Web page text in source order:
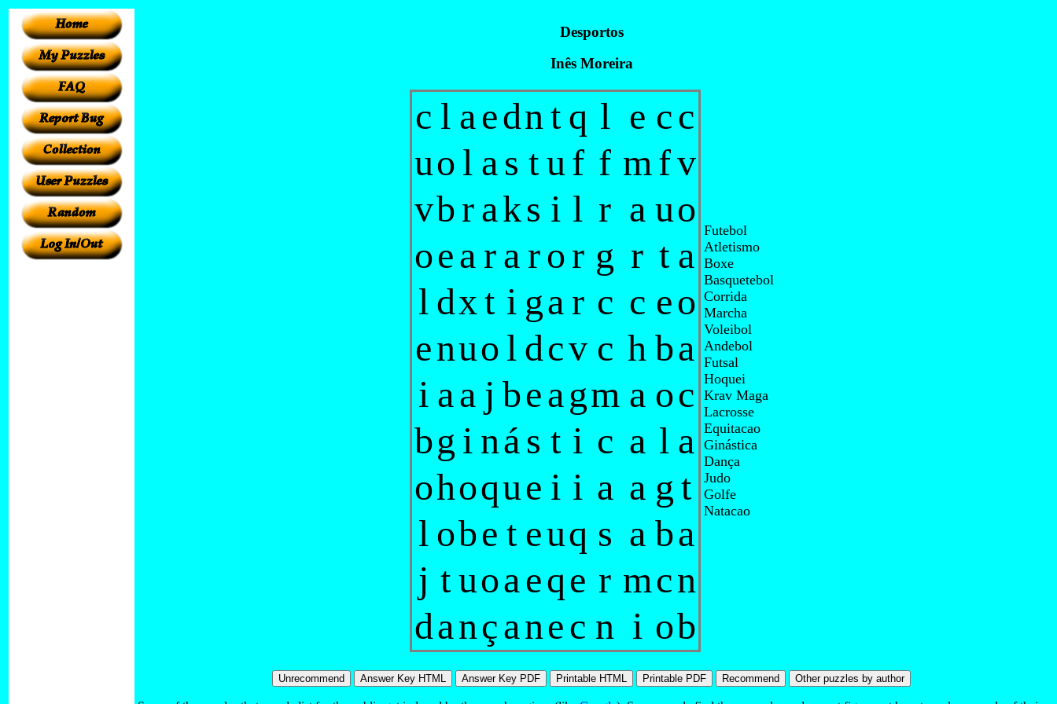
Desportos
Inês Moreira
c l aednt q l e cc
uo l a s tuf f mfv
vbraks i l r a uo
oea ra ror g r t a
l dxt i ga r c c eo
enuo l dcv c h ba
i aa j beagm a oc
bg i ná s t i c a l a
ohoque i i a a gt
l obe t euq s a ba
j tuoaeqe r mcn
dançanec n i ob
Futebol
Atletismo
Boxe
Basquetebol
Corrida
Marcha
Voleibol
Andebol
Futsal
Hoquei
Krav Maga
Lacrosse
Equitacao
Ginástica
Dança
Judo
Golfe
Natacao